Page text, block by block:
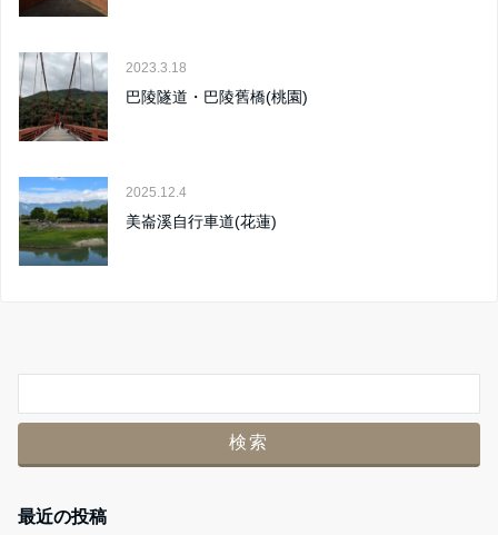
2023.3.18
巴陵隧道・巴陵舊橋(桃園)
2025.12.4
美崙溪自行車道(花蓮)
最近の投稿